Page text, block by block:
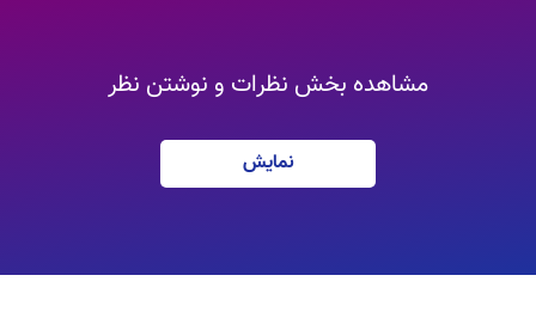
مشاهده بخش نظرات و نوشتن نظر
نمایش